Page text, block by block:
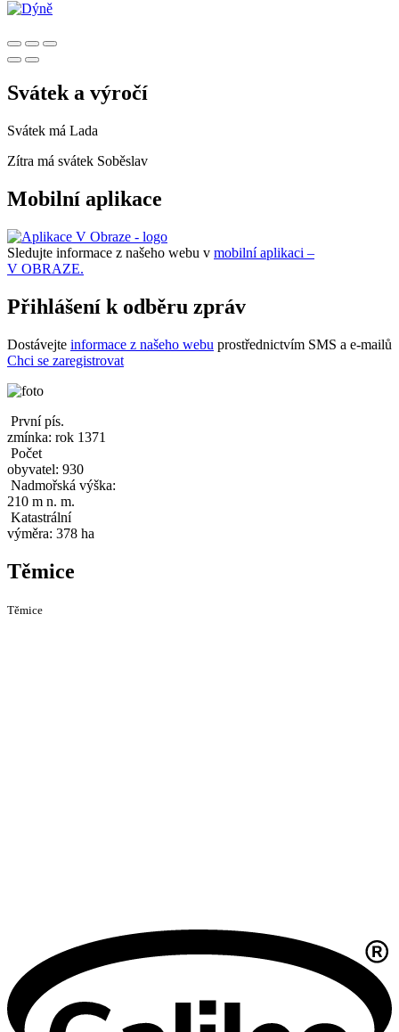
Svátek a výročí
Svátek má Lada
Zítra má svátek Soběslav
Mobilní aplikace
Sledujte informace z našeho webu v mobilní aplikaci –
V OBRAZE.
Přihlášení k odběru zpráv
Dostávejte informace z našeho webu prostřednictvím SMS a e-mailů
Chci se zaregistrovat
První pís.
zmínka: rok 1371
Počet
obyvatel: 930
Nadmořská výška:
210 m n. m.
Katastrální
výměra: 378 ha
Těmice
Těmice